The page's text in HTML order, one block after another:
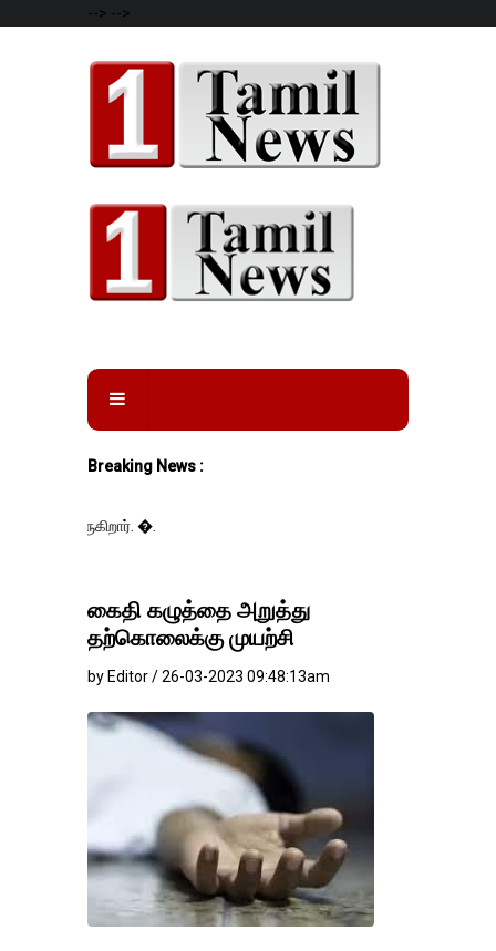
--> -->
Breaking News :
கைதி கழுத்தை அறுத்து
தற்கொலைக்கு முயற்சி
by Editor / 26-03-2023 09:48:13am